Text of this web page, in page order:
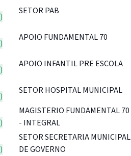
SETOR PAB
APOIO FUNDAMENTAL 70
APOIO INFANTIL PRE ESCOLA
SETOR HOSPITAL MUNICIPAL
MAGISTERIO FUNDAMENTAL 70
- INTEGRAL
SETOR SECRETARIA MUNICIPAL
DE GOVERNO